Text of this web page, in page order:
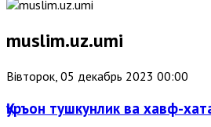
muslim.uz.umi
Вівторок, 05 декабрь 2023 00:00
Қуръон тушкунлик ва хавф-